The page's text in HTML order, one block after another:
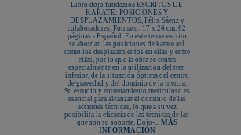
Libro dojo fundazioa ESCRITOS DE
KARATE: POSICIONES Y
DESPLAZAMIENTOS, Félix Sáenz y
colaboradores, Formato: 17 x 24 cm. 62
páginas - Español. En este tercer escrito
se abordan las posiciones de karate así
como los desplazamientos en ellas y entre
ellas, por lo que la obra se centra
especialmente en la utilización del tren
inferior, de la situación óptima del centro
de gravedad y del dominio de la inercia.
Su estudio y entrenamiento meticuloso es
esencial para alcanzar el dominio de las
acciones técnicas, lo que a su vez
posibilita la eficacia de las técnicas de las
que son su soporte. Dojo-... MÁS
INFORMACIÓN